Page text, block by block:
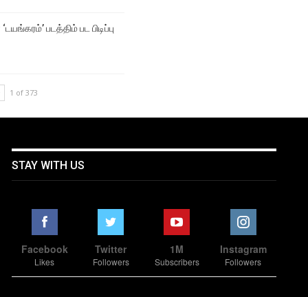
படத்திம் பட பிடிப்பு
1 of 373
STAY WITH US
Facebook
Likes
Twitter
Followers
1M
Subscribers
Instagram
Followers